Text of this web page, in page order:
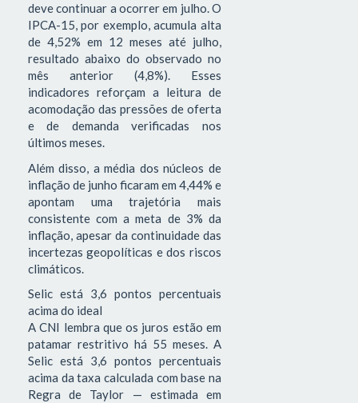
deve continuar a ocorrer em julho. O
IPCA-15, por exemplo, acumula alta
de 4,52% em 12 meses até julho,
resultado abaixo do observado no
mês anterior (4,8%). Esses
indicadores reforçam a leitura de
acomodação das pressões de oferta
e de demanda verificadas nos
últimos meses.
Além disso, a média dos núcleos de
inflação de junho ficaram em 4,44% e
apontam uma trajetória mais
consistente com a meta de 3% da
inflação, apesar da continuidade das
incertezas geopolíticas e dos riscos
climáticos.
Selic está 3,6 pontos percentuais
acima do ideal
A CNI lembra que os juros estão em
patamar restritivo há 55 meses. A
Selic está 3,6 pontos percentuais
acima da taxa calculada com base na
Regra de Taylor — estimada em